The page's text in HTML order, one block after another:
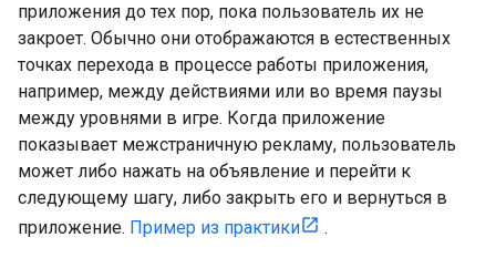
приложения до тех пор, пока пользователь их не
закроет. Обычно они отображаются в естественных
точках перехода в процессе работы приложения,
например, между действиями или во время паузы
между уровнями в игре. Когда приложение
показывает межстраничную рекламу, пользователь
может либо нажать на объявление и перейти к
следующему шагу, либо закрыть его и вернуться в
приложение. Пример из практики .